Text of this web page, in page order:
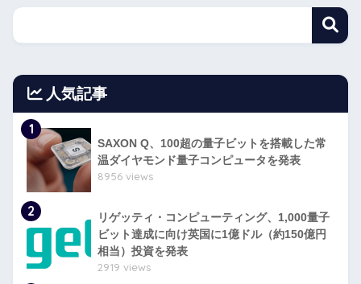
人気記事
1
SAXON Q、100超の量子ビットを搭載した常
温ダイヤモンド量子コンピュータを発表
8956 views
2
リゲッティ・コンピューティング、1,000量子
ビット達成に向け英国に1億ドル（約150億円
相当）投資を発表
2919 views